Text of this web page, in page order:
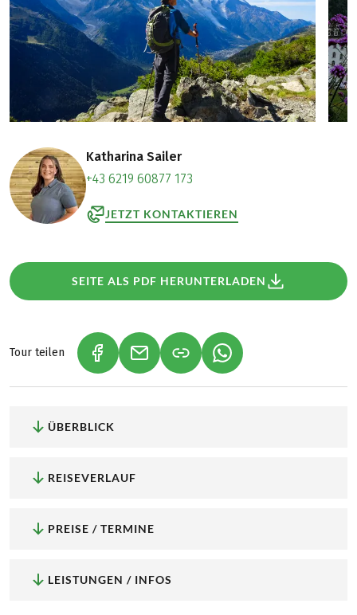
Katharina Sailer
+43 6219 60877 173
JETZT KONTAKTIEREN
SEITE ALS PDF HERUNTERLADEN
Tour teilen (LINK ÖFFNET IN NEUEM TAB)
(LINK ÖFFNET IN NEUEM TAB)
(LINK ÖFFNET IN
ÜBERBLICK
REISEVERLAUF
PREISE / TERMINE
LEISTUNGEN / INFOS